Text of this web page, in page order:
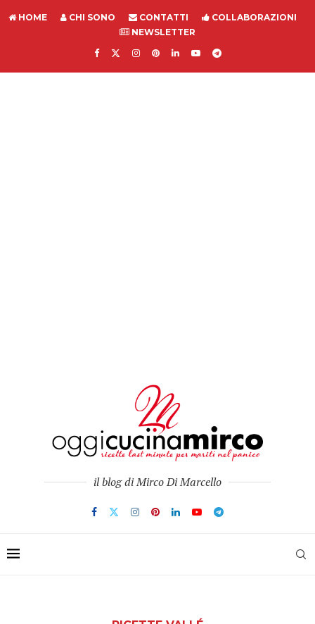
HOME CHI SONO CONTATTI
COLLABORAZIONI
NEWSLETTER
il blog di Mirco Di Marcello